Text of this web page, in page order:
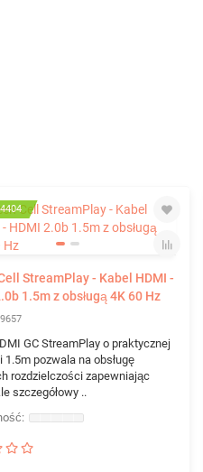
StreamPlay - Kabel HDMI -
1.5m z obsługą 4K 60 Hz
GC StreamPlay o praktycznej
1.5m pozwala na obsługę
rozdzielczości zapewniając
szczegółowy ..